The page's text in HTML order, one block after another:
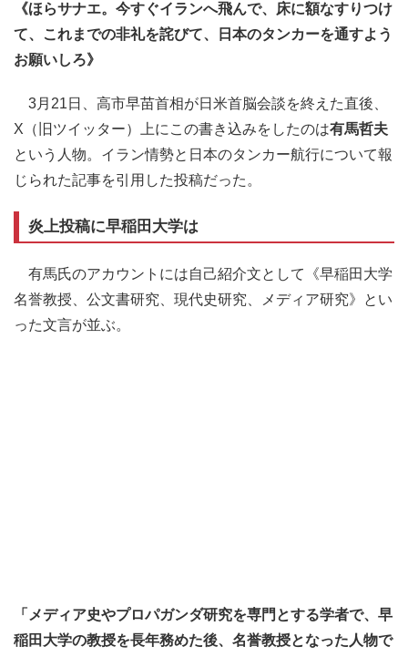
《ほらサナエ。今すぐイランへ飛んで、床に額なすりつけ
て、これまでの非礼を詫びて、日本のタンカーを通すよう
お願いしろ》
3月21日、高市早苗首相が日米首脳会談を終えた直後、
X（旧ツイッター）上にこの書き込みをしたのは有馬哲夫
という人物。イラン情勢と日本のタンカー航行について報
じられた記事を引用した投稿だった。
炎上投稿に早稲田大学は
有馬氏のアカウントには自己紹介文として《早稲田大学
名誉教授、公文書研究、現代史研究、メディア研究》とい
った文言が並ぶ。
「メディア史やプロパガンダ研究を専門とする学者で、早
稲田大学の教授を長年務めた後、名誉教授となった人物で